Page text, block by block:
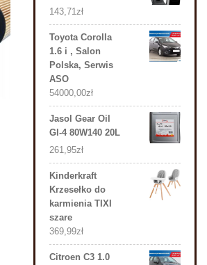
143,71zł
Toyota Corolla
1.6 i , Salon
Polska, Serwis
ASO
54000,00zł
Jasol Gear Oil
Gl-4 80W140 20L
261,95zł
Kinderkraft
Krzesełko do
karmienia TIXI
szare
369,99zł
Citroen C3 1.0